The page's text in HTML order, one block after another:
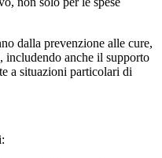
dalla prevenzione alle cure,
includendo anche il supporto
a situazioni particolari di